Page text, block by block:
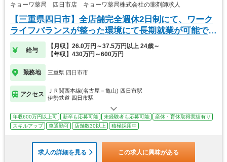
キョーワ薬局 四日市店 キョーワ薬局株式会社の薬剤師求人
【三重県四日市】全店舗完全週休2日制にて、ワーク
ライフバランスが整った環境にて長期就業が可能で
す。
給与
【月収】26.0万円～37.5万円以上 24歳～
【年収】430万円～600万円
勤務地 三重県 四日市市
アクセス
ＪＲ関西本線(名古屋－亀山) 四日市駅
伊勢鉄道 四日市駅
年収600万円以上可 新卒も応募可能 未経験者も応募可能
産休・育休取得実績有り
スキルアップ
車通勤可 店舗数30以上 積極採用中
求人の詳細を見る この求人に興味がある